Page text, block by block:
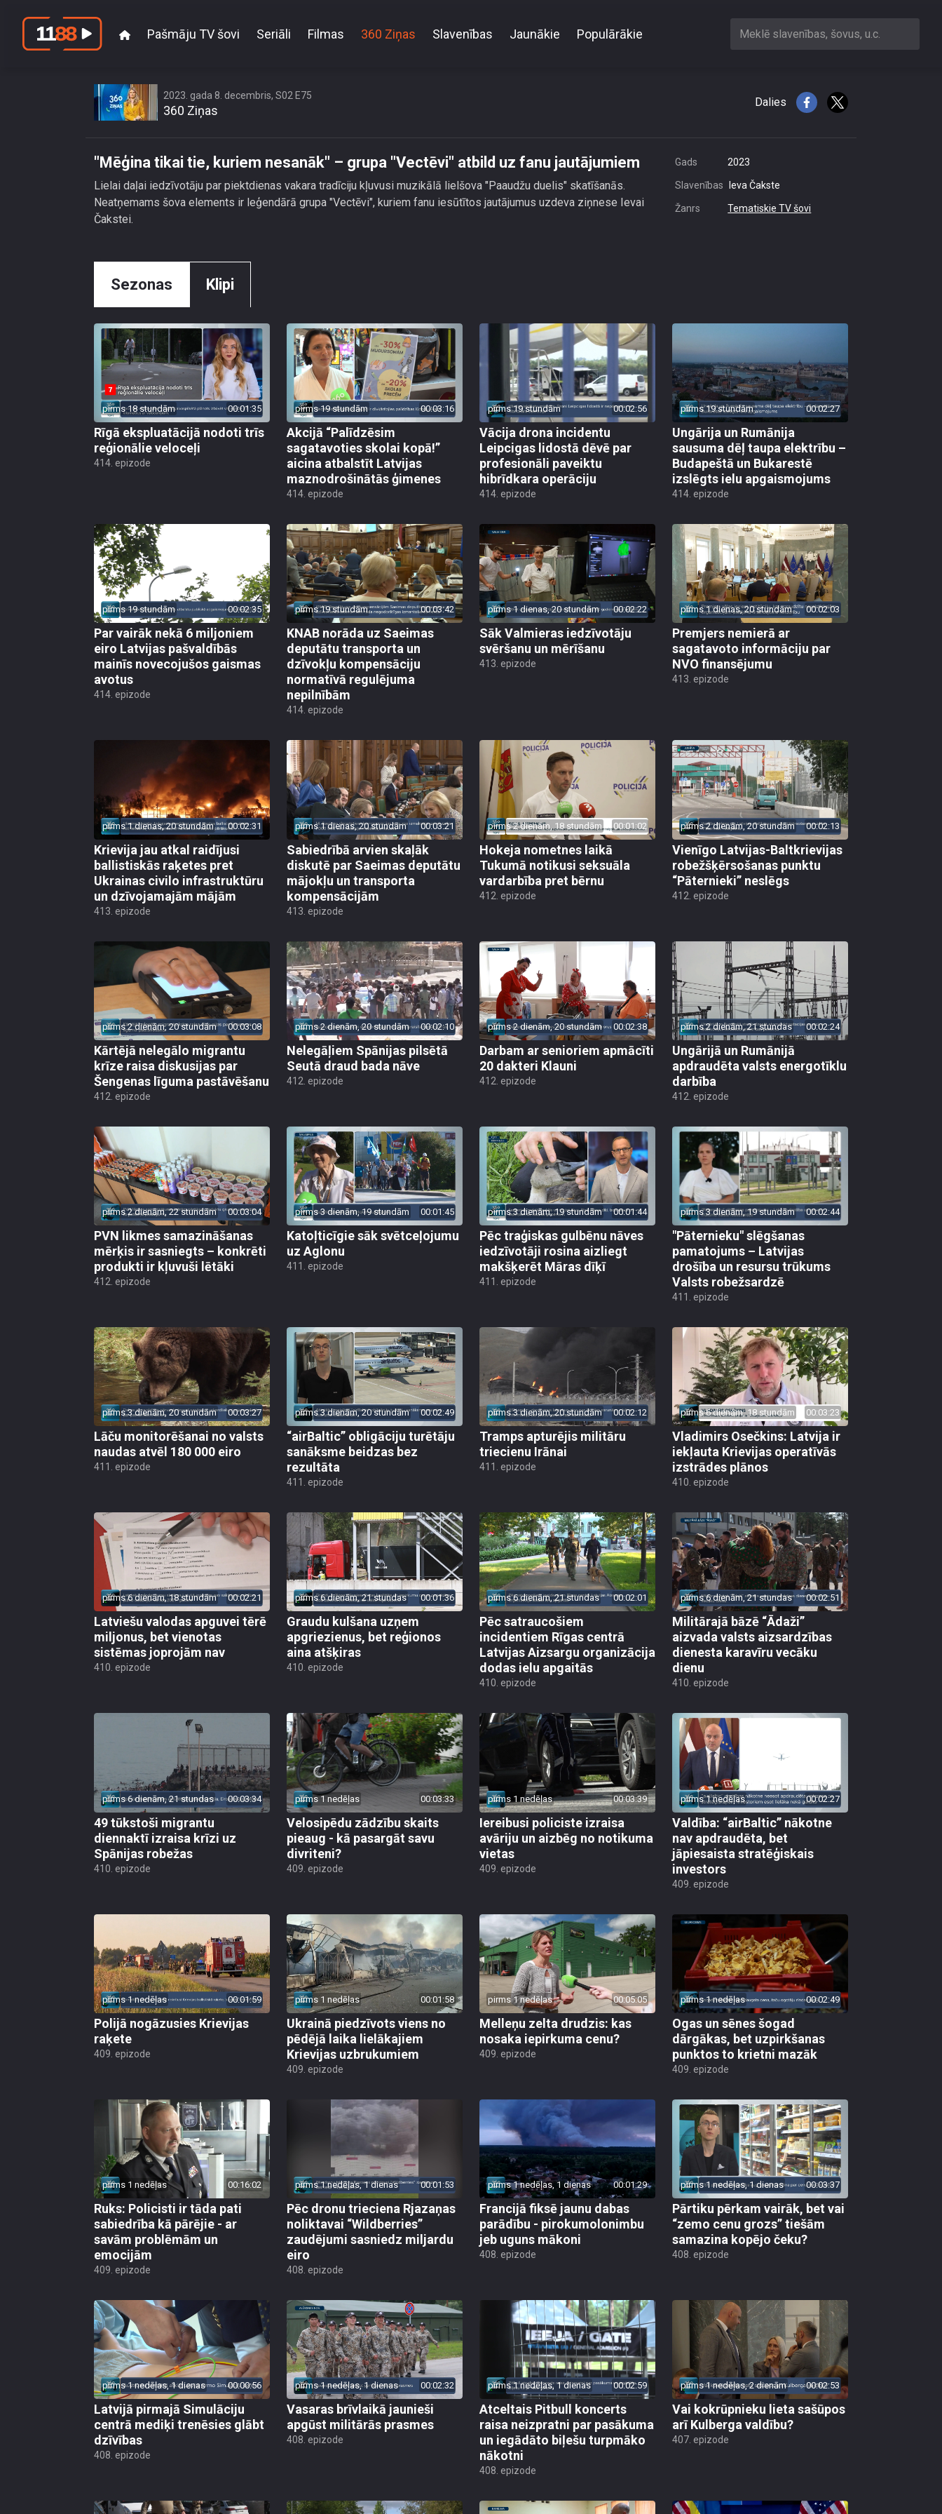
Pašmāju TV šovi Seriāli Filmas 360 Ziņas Slavenības Jaunākie Populārākie Meklē slavenības, šovus, u.c.
2023. gada 8. decembris, S02 E75
360 Ziņas
Dalies
"Mēģina tikai tie, kuriem nesanāk" – grupa "Vectēvi" atbild uz fanu jautājumiem
Lielai daļai iedzīvotāju par piektdienas vakara tradīciju kļuvusi muzikālā lielšova "Paaudžu duelis" skatīšanās.
Neatņemams šova elements ir leģendārā grupa "Vectēvi", kuriem fanu iesūtītos jautājumus uzdeva ziņnese Ievai
Čakstei.
Gads 2023
Slavenības Ieva Čakste
Žanrs Tematiskie TV šovi
Sezonas Klipi
pirms 18 stundām 00:01:35
Rīgā ekspluatācijā nodoti trīs
reģionālie veloceļi
414. epizode
pirms 19 stundām 00:03:16
Akcijā “Palīdzēsim
sagatavoties skolai kopā!”
aicina atbalstīt Latvijas
maznodrošinātās ģimenes
414. epizode
pirms 19 stundām 00:02:56
Vācija drona incidentu
Leipcigas lidostā dēvē par
profesionāli paveiktu
hibrīdkara operāciju
414. epizode
pirms 19 stundām 00:02:27
Ungārija un Rumānija
sausuma dēļ taupa elektrību –
Budapeštā un Bukarestē
izslēgts ielu apgaismojums
414. epizode
pirms 19 stundām 00:02:35
Par vairāk nekā 6 miljoniem
eiro Latvijas pašvaldībās
mainīs novecojušos gaismas
avotus
414. epizode
pirms 19 stundām 00:03:42
KNAB norāda uz Saeimas
deputātu transporta un
dzīvokļu kompensāciju
normatīvā regulējuma
nepilnībām
414. epizode
pirms 1 dienas, 20 stundām 00:02:22
Sāk Valmieras iedzīvotāju
svēršanu un mērīšanu
413. epizode
pirms 1 dienas, 20 stundām 00:02:03
Premjers nemierā ar
sagatavoto informāciju par
NVO finansējumu
413. epizode
pirms 1 dienas, 20 stundām 00:02:31
Krievija jau atkal raidījusi
ballistiskās raķetes pret
Ukrainas civilo infrastruktūru
un dzīvojamajām mājām
413. epizode
pirms 1 dienas, 20 stundām 00:03:21
Sabiedrībā arvien skaļāk
diskutē par Saeimas deputātu
mājokļu un transporta
kompensācijām
413. epizode
pirms 2 dienām, 18 stundām 00:01:02
Hokeja nometnes laikā
Tukumā notikusi seksuāla
vardarbība pret bērnu
412. epizode
pirms 2 dienām, 20 stundām 00:02:13
Vienīgo Latvijas-Baltkrievijas
robežšķērsošanas punktu
“Pāternieki” neslēgs
412. epizode
pirms 2 dienām, 20 stundām 00:03:08
Kārtējā nelegālo migrantu
krīze raisa diskusijas par
Šengenas līguma pastāvēšanu
412. epizode
pirms 2 dienām, 20 stundām 00:02:10
Nelegāļiem Spānijas pilsētā
Seutā draud bada nāve
412. epizode
pirms 2 dienām, 20 stundām 00:02:38
Darbam ar senioriem apmācīti
20 dakteri Klauni
412. epizode
pirms 2 dienām, 21 stundas 00:02:24
Ungārijā un Rumānijā
apdraudēta valsts energotīklu
darbība
412. epizode
pirms 2 dienām, 22 stundām 00:03:04
PVN likmes samazināšanas
mērķis ir sasniegts – konkrēti
produkti ir kļuvuši lētāki
412. epizode
pirms 3 dienām, 19 stundām 00:01:45
Katoļticīgie sāk svētceļojumu
uz Aglonu
411. epizode
pirms 3 dienām, 19 stundām 00:01:44
Pēc traģiskas gulbēnu nāves
iedzīvotāji rosina aizliegt
makšķerēt Māras dīķī
411. epizode
pirms 3 dienām, 19 stundām 00:02:44
"Pāternieku" slēgšanas
pamatojums – Latvijas
drošība un resursu trūkums
Valsts robežsardzē
411. epizode
pirms 3 dienām, 20 stundām 00:03:27
Lāču monitorēšanai no valsts
naudas atvēl 180 000 eiro
411. epizode
pirms 3 dienām, 20 stundām 00:02:49
“airBaltic” obligāciju turētāju
sanāksme beidzas bez
rezultāta
411. epizode
pirms 3 dienām, 20 stundām 00:02:12
Tramps apturējis militāru
triecienu Irānai
411. epizode
pirms 6 dienām, 18 stundām 00:03:23
Vladimirs Osečkins: Latvija ir
iekļauta Krievijas operatīvās
izstrādes plānos
410. epizode
pirms 6 dienām, 18 stundām 00:02:21
Latviešu valodas apguvei tērē
miljonus, bet vienotas
sistēmas joprojām nav
410. epizode
pirms 6 dienām, 21 stundas 00:01:36
Graudu kulšana uzņem
apgriezienus, bet reģionos
aina atšķiras
410. epizode
pirms 6 dienām, 21 stundas 00:02:01
Pēc satraucošiem
incidentiem Rīgas centrā
Latvijas Aizsargu organizācija
dodas ielu apgaitās
410. epizode
pirms 6 dienām, 21 stundas 00:02:51
Militārajā bāzē “Ādaži”
aizvada valsts aizsardzības
dienesta karavīru vecāku
dienu
410. epizode
pirms 6 dienām, 21 stundas 00:03:34
49 tūkstoši migrantu
diennaktī izraisa krīzi uz
Spānijas robežas
410. epizode
pirms 1 nedēļas 00:03:33
Velosipēdu zādzību skaits
pieaug - kā pasargāt savu
divriteni?
409. epizode
pirms 1 nedēļas 00:03:39
Iereibusi policiste izraisa
avāriju un aizbēg no notikuma
vietas
409. epizode
pirms 1 nedēļas 00:02:27
Valdība: “airBaltic” nākotne
nav apdraudēta, bet
jāpiesaista stratēģiskais
investors
409. epizode
pirms 1 nedēļas 00:01:59
Polijā nogāzusies Krievijas
raķete
409. epizode
pirms 1 nedēļas 00:01:58
Ukrainā piedzīvots viens no
pēdējā laika lielākajiem
Krievijas uzbrukumiem
409. epizode
pirms 1 nedēļas 00:05:05
Melleņu zelta drudzis: kas
nosaka iepirkuma cenu?
409. epizode
pirms 1 nedēļas 00:02:49
Ogas un sēnes šogad
dārgākas, bet uzpirkšanas
punktos to krietni mazāk
409. epizode
pirms 1 nedēļas 00:16:02
Ruks: Policisti ir tāda pati
sabiedrība kā pārējie - ar
savām problēmām un
emocijām
409. epizode
pirms 1 nedēļas, 1 dienas 00:01:53
Pēc dronu trieciena Rjazaņas
noliktavai “Wildberries”
zaudējumi sasniedz miljardu
eiro
408. epizode
pirms 1 nedēļas, 1 dienas 00:01:29
Francijā fiksē jaunu dabas
parādību - pirokumolonimbu
jeb uguns mākoni
408. epizode
pirms 1 nedēļas, 1 dienas 00:03:37
Pārtiku pērkam vairāk, bet vai
“zemo cenu grozs” tiešām
samazina kopējo čeku?
408. epizode
pirms 1 nedēļas, 1 dienas 00:00:56
Latvijā pirmajā Simulāciju
centrā mediķi trenēsies glābt
dzīvības
408. epizode
pirms 1 nedēļas, 1 dienas 00:02:32
Vasaras brīvlaikā jaunieši
apgūst militārās prasmes
408. epizode
pirms 1 nedēļas, 1 dienas 00:02:59
Atceltais Pitbull koncerts
raisa neizpratni par pasākuma
un iegādāto biļešu turpmāko
nākotni
408. epizode
pirms 1 nedēļas, 2 dienām 00:02:53
Vai kokrūpnieku lieta sašūpos
arī Kulberga valdību?
407. epizode